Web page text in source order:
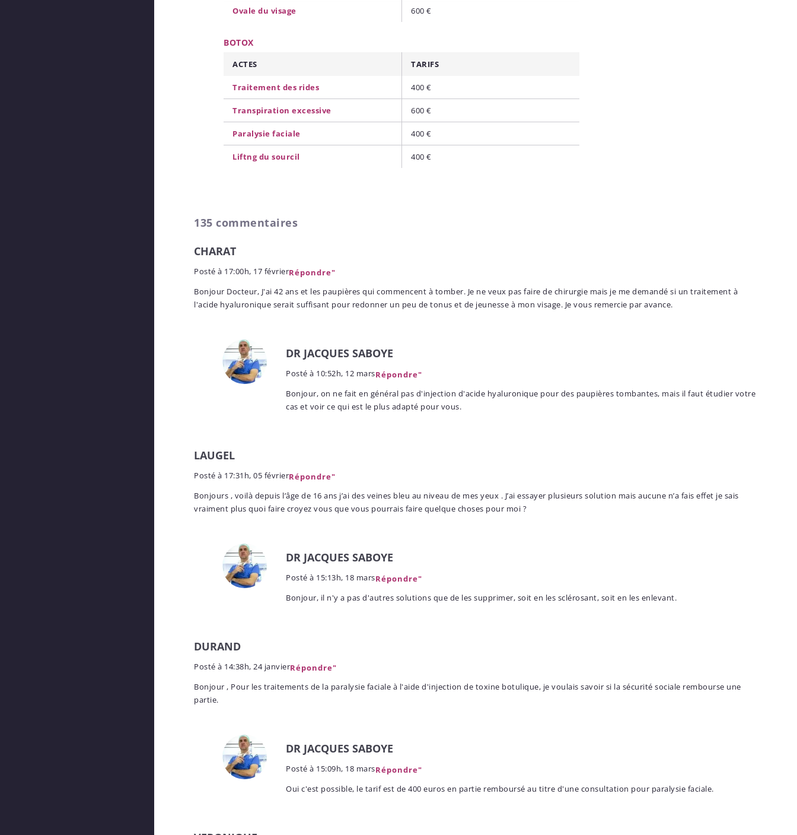
Ovale du visage 600 €
BOTOX
ACTES TARIFS
Traitement des rides 400 €
Transpiration excessive 600 €
Paralysie faciale 400 €
Liftng du sourcil 400 €
135 commentaires
CHARAT
Posté à 17:00h, 17 févrierRépondre"
Bonjour Docteur, J'ai 42 ans et les paupières qui commencent à tomber. Je ne veux pas faire de chirurgie mais je me demandé si un traitement à
l'acide hyaluronique serait suffisant pour redonner un peu de tonus et de jeunesse à mon visage. Je vous remercie par avance.
DR JACQUES SABOYE
Posté à 10:52h, 12 marsRépondre"
Bonjour, on ne fait en général pas d'injection d'acide hyaluronique pour des paupières tombantes, mais il faut étudier votre
cas et voir ce qui est le plus adapté pour vous.
LAUGEL
Posté à 17:31h, 05 févrierRépondre"
Bonjours , voilà depuis l’âge de 16 ans j’ai des veines bleu au niveau de mes yeux . J’ai essayer plusieurs solution mais aucune n’a fais effet je sais
vraiment plus quoi faire croyez vous que vous pourrais faire quelque choses pour moi ?
DR JACQUES SABOYE
Posté à 15:13h, 18 marsRépondre"
Bonjour, il n'y a pas d'autres solutions que de les supprimer, soit en les sclérosant, soit en les enlevant.
DURAND
Posté à 14:38h, 24 janvierRépondre"
Bonjour , Pour les traitements de la paralysie faciale à l'aide d'injection de toxine botulique, je voulais savoir si la sécurité sociale rembourse une
partie.
DR JACQUES SABOYE
Posté à 15:09h, 18 marsRépondre"
Oui c'est possible, le tarif est de 400 euros en partie remboursé au titre d'une consultation pour paralysie faciale.